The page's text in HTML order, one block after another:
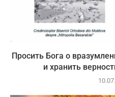
Просить Бога о
и хранить